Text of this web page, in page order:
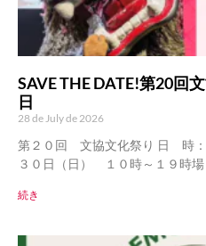
SAVE THE DATE!第20回
日
28 de July de 2026
第２０回 文協文化祭り 日 時：
３０日（日） １０時～１９時
続き